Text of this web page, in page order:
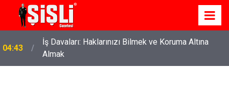
04:43
İş Davaları: Haklarınızı Bilmek ve Koruma Altına
Almak